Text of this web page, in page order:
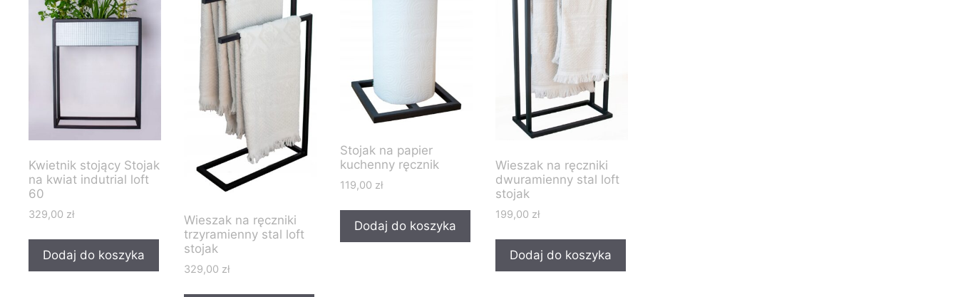
Kwietnik stojący Stojak
na kwiat indutrial loft
60
329,00 zł
Dodaj do koszyka
Wieszak na ręczniki
trzyramienny stal loft
stojak
329,00 zł
Stojak na papier
kuchenny ręcznik
119,00 zł
Dodaj do koszyka
Wieszak na ręczniki
dwuramienny stal loft
stojak
199,00 zł
Dodaj do koszyka